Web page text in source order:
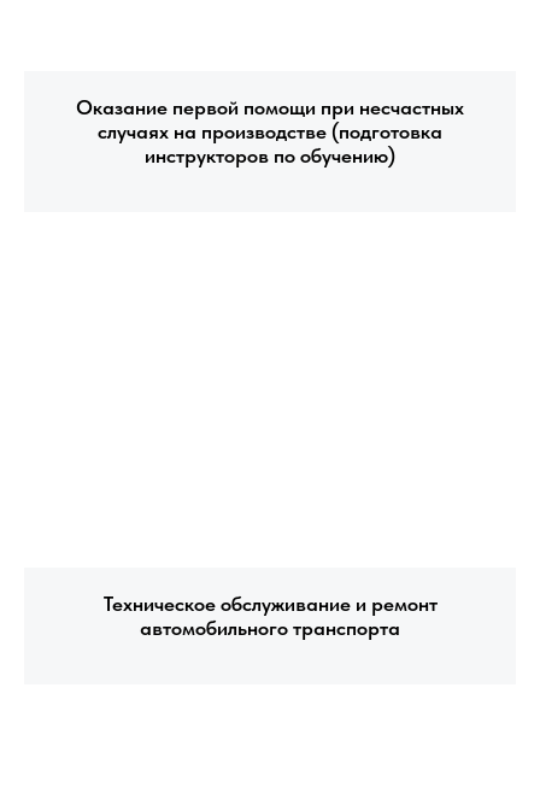
Оказание первой помощи при несчастных
случаях на производстве (подготовка
инструкторов по обучению)
Техническое обслуживание и ремонт
автомобильного транспорта